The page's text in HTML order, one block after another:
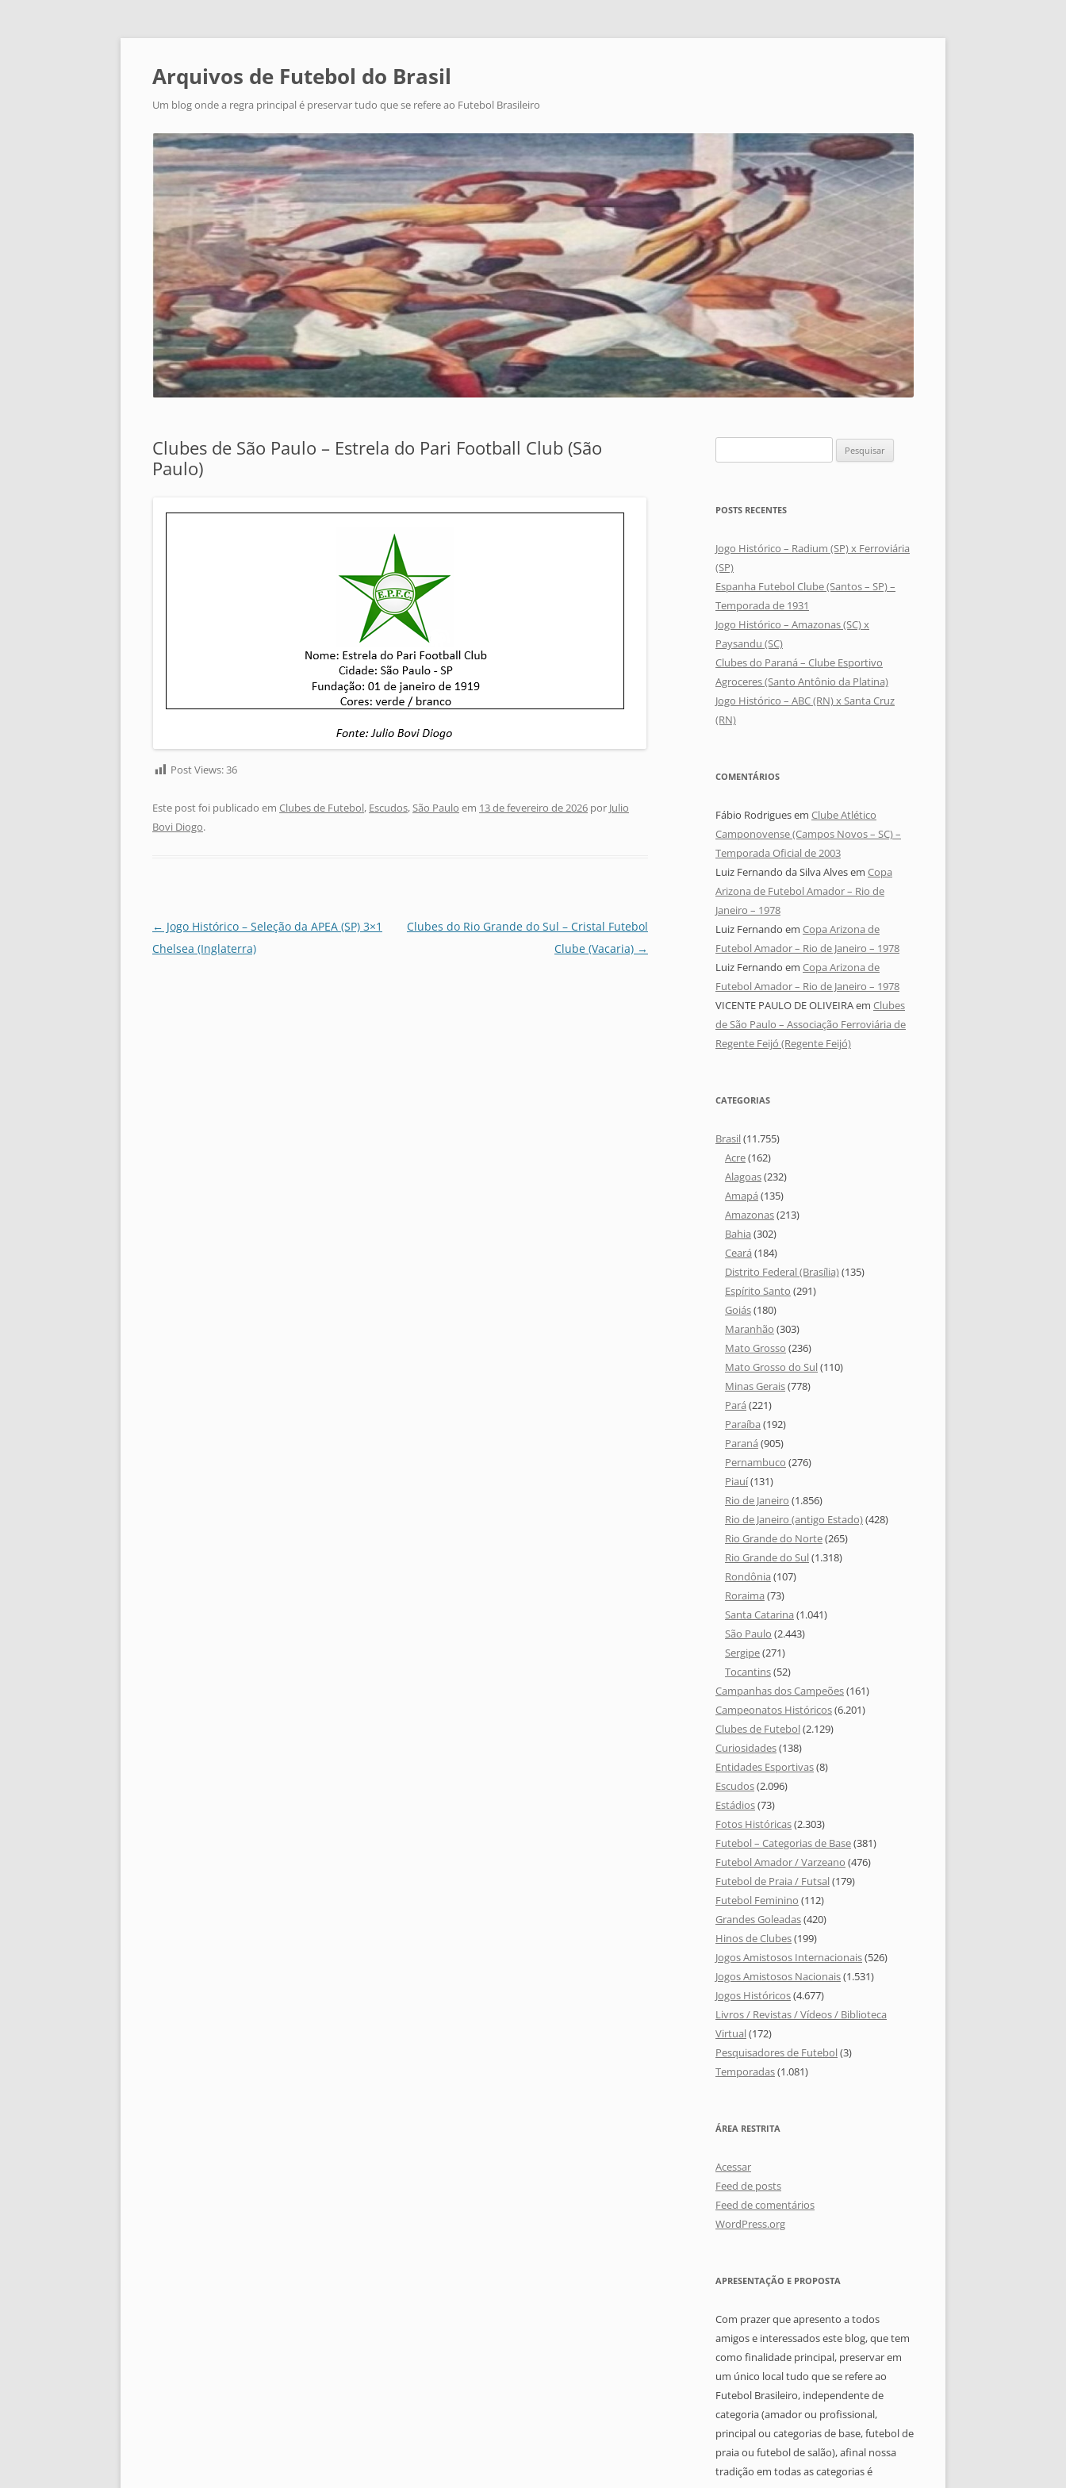
Arquivos de Futebol do Brasil
Um blog onde a regra principal é preservar tudo que se refere ao Futebol Brasileiro
Clubes de São Paulo – Estrela do Pari Football Club (São
Paulo)
Post Views:36
Este post foi publicado em Clubes de Futebol, Escudos,São Paulo em 13 de fevereiro de 2026 por Julio
Bovi Diogo.
Navegação
de
← Jogo Histórico – Seleção da APEA (SP) 3×1
Chelsea (Inglaterra)
Clubes do Rio Grande do Sul – Cristal Futebol
Clube (Vacaria) →
por:
POSTS RECENTES
Jogo Histórico – Radium (SP) x Ferroviária
(SP)
Espanha Futebol Clube (Santos – SP) –
Temporada de 1931
Jogo Histórico – Amazonas (SC) x
Paysandu (SC)
Clubes do Paraná – Clube Esportivo
Agroceres (Santo Antônio da Platina)
Jogo Histórico – ABC (RN) x Santa Cruz
(RN)
COMENTÁRIOS
Fábio Rodriguesem Clube Atlético
Camponovense (Campos Novos – SC) –
Temporada Oficial de 2003
Luiz Fernando da Silva Alvesem Copa
Arizona de Futebol Amador – Rio de
Janeiro – 1978
Luiz Fernando em Copa Arizona de
Futebol Amador – Rio de Janeiro – 1978
Luiz Fernando em Copa Arizona de
Futebol Amador – Rio de Janeiro – 1978
VICENTE PAULO DE OLIVEIRAem Clubes
de São Paulo – Associação Ferroviária de
Regente Feijó (Regente Feijó)
CATEGORIAS
Brasil(11.755)
Acre(162)
Alagoas(232)
Amapá (135)
Amazonas(213)
Bahia (302)
Ceará (184)
Distrito Federal (Brasília)(135)
Espírito Santo (291)
Goiás(180)
Maranhão (303)
Mato Grosso (236)
Mato Grosso do Sul(110)
Minas Gerais(778)
Pará (221)
Paraíba (192)
Paraná (905)
Pernambuco (276)
Piauí(131)
Rio de Janeiro (1.856)
Rio de Janeiro (antigo Estado)(428)
Rio Grande do Norte(265)
Rio Grande do Sul(1.318)
Rondônia (107)
Roraima (73)
Santa Catarina (1.041)
São Paulo (2.443)
Sergipe(271)
Tocantins(52)
Campanhas dos Campeões(161)
Campeonatos Históricos(6.201)
Clubes de Futebol(2.129)
Curiosidades(138)
Entidades Esportivas(8)
Escudos(2.096)
Estádios(73)
Fotos Históricas(2.303)
Futebol – Categorias de Base(381)
Futebol Amador / Varzeano (476)
Futebol de Praia / Futsal(179)
Futebol Feminino (112)
Grandes Goleadas(420)
Hinos de Clubes(199)
Jogos Amistosos Internacionais(526)
Jogos Amistosos Nacionais(1.531)
Jogos Históricos(4.677)
Livros / Revistas / Vídeos / Biblioteca
Virtual(172)
Pesquisadores de Futebol(3)
Temporadas(1.081)
ÁREA RESTRITA
Acessar
Feed de posts
Feed de comentários
WordPress.org
APRESENTAÇÃO E PROPOSTA
Com prazer que apresento a todos
amigos e interessados este blog, que tem
como finalidade principal, preservar em
um único local tudo que se refere ao
Futebol Brasileiro, independente de
categoria (amador ou profissional,
principal ou categorias de base, futebol de
praia ou futebol de salão), afinal nossa
tradição em todas as categorias é